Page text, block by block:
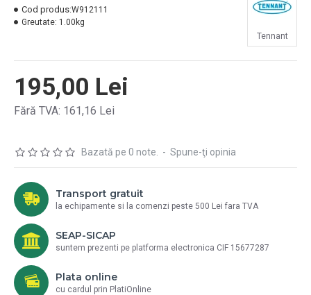
Bazată pe 0 note. - Spune-ţi opinia
195,00 Lei
Fără TVA: 161,16 Lei
Cod produs:W912111
Greutate: 1.00kg
Tennant
Transport gratuit
la echipamente si la comenzi peste 500 Lei fara TVA
SEAP-SICAP
suntem prezenti pe platforma electronica CIF 15677287
Plata online
cu cardul prin PlatiOnline